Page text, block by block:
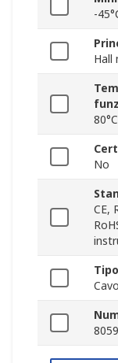
-
Hall
80°C
No
CE,